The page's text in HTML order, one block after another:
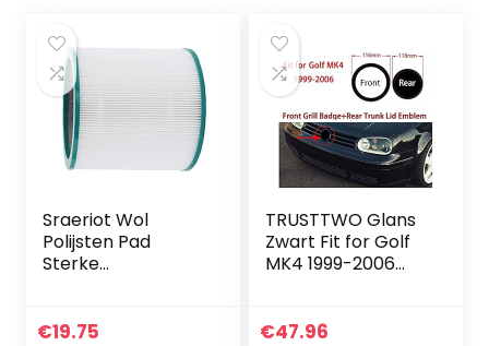
Sraeriot Wol
Polijsten Pad
Sterke
Voor Auto-
€19.75
TRUSTTWO Glans
Zwart Fit for Golf
MK4 1999-2006
Achterste Trunk
€47.96